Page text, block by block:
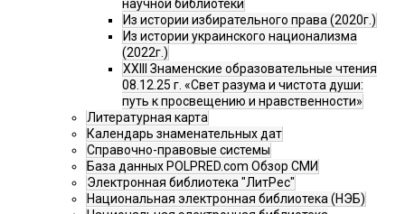
научной библиотеки
Из истории избирательного права (2020г.)
Из истории украинского национализма
(2022г.)
XXIII Знаменские образовательные чтения
08.12.25 г. «Свет разума и чистота души:
путь к просвещению и нравственности»
Литературная карта
Календарь знаменательных дат
Справочно-правовые системы
База данных POLPRED.com Обзор СМИ
Электронная библиотека "ЛитРес"
Национальная электронная библиотека (НЭБ)